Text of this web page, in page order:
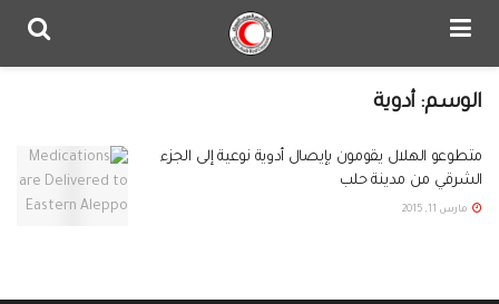
الوسم: أدوية
متطوعو الهلال يقومون بإيصال أدوية نوعية إلى الجزء
الشرقي من مدينة حلب
مارس 11, 2015